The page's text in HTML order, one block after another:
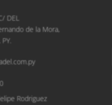
DEL
de la Mora,
Rodriguez